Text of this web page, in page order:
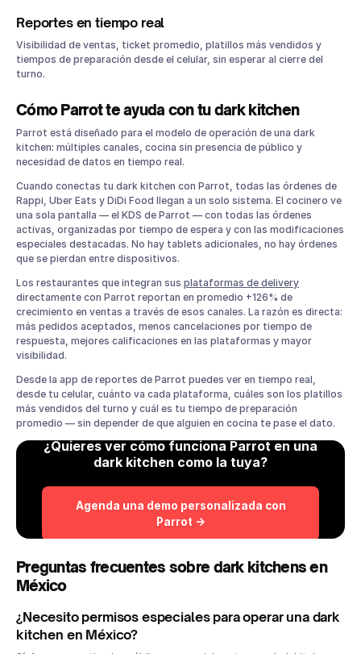
Reportes en tiempo real
Visibilidad de ventas, ticket promedio, platillos más vendidos y
tiempos de preparación desde el celular, sin esperar al cierre del
turno.
Cómo Parrot te ayuda con tu dark kitchen
Parrot está diseñado para el modelo de operación de una dark
kitchen: múltiples canales, cocina sin presencia de público y
necesidad de datos en tiempo real.
Cuando conectas tu dark kitchen con Parrot, todas las órdenes de
Rappi, Uber Eats y DiDi Food llegan a un solo sistema. El cocinero ve
una sola pantalla — el KDS de Parrot — con todas las órdenes
activas, organizadas por tiempo de espera y con las modificaciones
especiales destacadas. No hay tablets adicionales, no hay órdenes
que se pierdan entre dispositivos.
Los restaurantes que integran sus plataformas de delivery
directamente con Parrot reportan en promedio +126% de
crecimiento en ventas a través de esos canales. La razón es directa:
más pedidos aceptados, menos cancelaciones por tiempo de
respuesta, mejores calificaciones en las plataformas y mayor
visibilidad.
Desde la app de reportes de Parrot puedes ver en tiempo real,
desde tu celular, cuánto va cada plataforma, cuáles son los platillos
más vendidos del turno y cuál es tu tiempo de preparación
promedio — sin depender de que alguien en cocina te pase el dato.
¿Quieres ver cómo funciona Parrot en una
dark kitchen como la tuya?
Agenda una demo personalizada con
Parrot →
Preguntas frecuentes sobre dark kitchens en
México
¿Necesito permisos especiales para operar una dark
kitchen en México?